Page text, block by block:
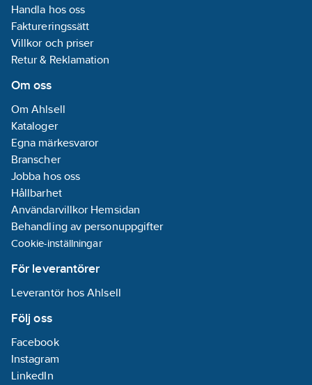
Handla hos oss
Faktureringssätt
Villkor och priser
Retur & Reklamation
Om oss
Om Ahlsell
Kataloger
Egna märkesvaror
Branscher
Jobba hos oss
Hållbarhet
Användarvillkor Hemsidan
Behandling av personuppgifter
Cookie-inställningar
För leverantörer
Leverantör hos Ahlsell
Följ oss
Facebook
Instagram
LinkedIn